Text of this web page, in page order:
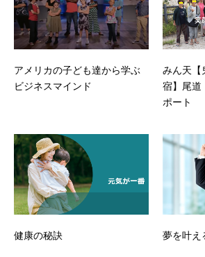
アメリカの子ども達から学ぶ
ビジネスマインド
みん天【
宿】尾道
ポート
健康の秘訣 夢を叶え